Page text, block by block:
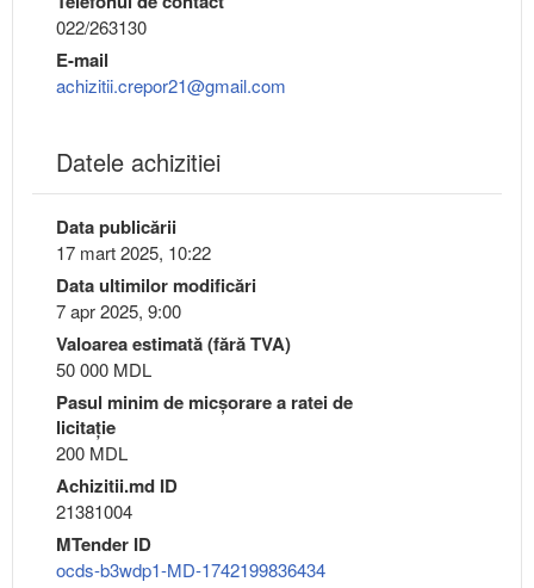
022/263130
E-mail
achizitii.crepor21@gmail.com
Datele achizitiei
Data publicării
17 mart 2025, 10:22
Data ultimilor modificări
7 apr 2025, 9:00
Valoarea estimată (fără TVA)
50 000 MDL
Pasul minim de micşorare a ratei de
licitaţie
200 MDL
Achizitii.md ID
21381004
MTender ID
ocds-b3wdp1-MD-1742199836434